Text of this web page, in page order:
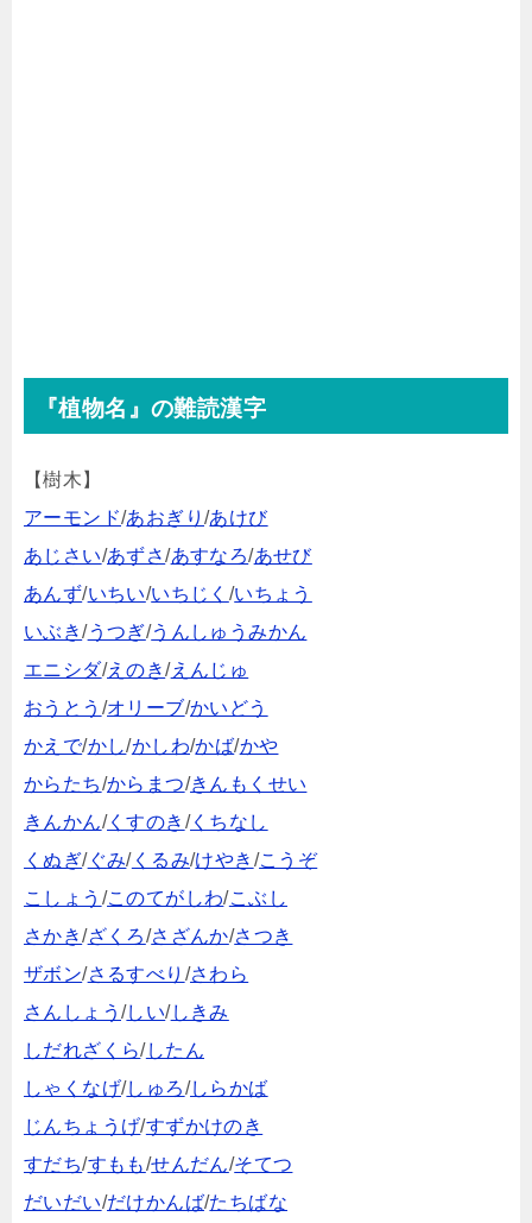
『植物名』の難読漢字
【樹木】
アーモンド/あおぎり/あけび
あじさい/あずさ/あすなろ/あせび
あんず/いちい/いちじく /いちょう
いぶき/うつぎ/うんしゅうみかん
エニシダ/えのき/えんじゅ
おうとう /オリーブ/かいどう
かえで/かし/かしわ/かば/かや
からたち/からまつ/きんもくせい
きんかん/くすのき /くちなし
くぬぎ/ぐみ/くるみ/けやき /こうぞ
こしょう /このてがしわ/こぶし
さかき/ざくろ/さざんか/さつき
ザボン/さるすべり /さわら
さんしょう /しい/しきみ
しだれざくら/したん
しゃくなげ/しゅろ/しらかば
じんちょうげ/すずかけのき
すだち/すもも/せんだん/そてつ
だいだい/だけかんば/たちばな